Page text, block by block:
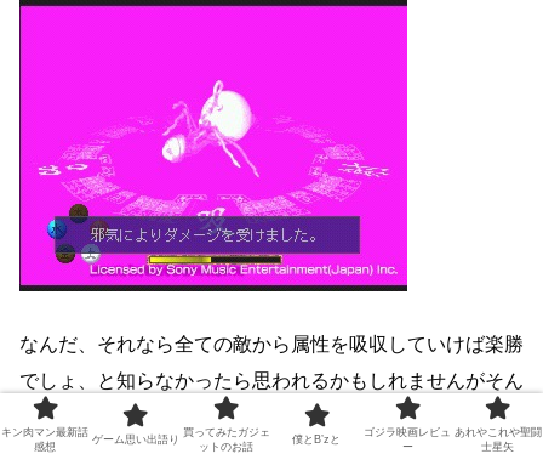
なんだ、それなら全ての敵から属性を吸収していけば楽勝
でしょ、と知らなかったら思われるかもしれませんがそん
なに簡単にはいきません。
キン肉マン最新話
感想
ゲーム思い出語り
買ってみたガジェ
ットのお話
僕とB’zと
ゴジラ映画レビュ
ー
あれやこれや聖闘
士星矢